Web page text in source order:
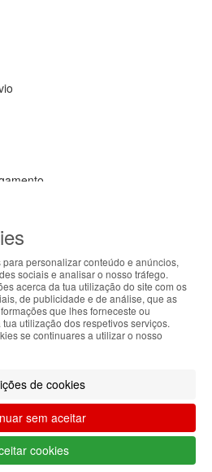
reservados / Salvo
válidas até ao dia 09-
byBsolus
Filtrar por
about your visit using
the performance of the
via social networks and
our site, you accept the use of
information, see our
You can configure your
settings.
Accepted
está vazio.
Voltar à loja
personalizar conteúdo e anúncios,
sociais e analisar o nosso tráfego.
acerca da tua utilização do site com os
de publicidade e de análise, que as
que lhes forneceste ou
utilização dos respetivos serviços.
se continuares a utilizar o nosso
de cookies
sem aceitar
cookies